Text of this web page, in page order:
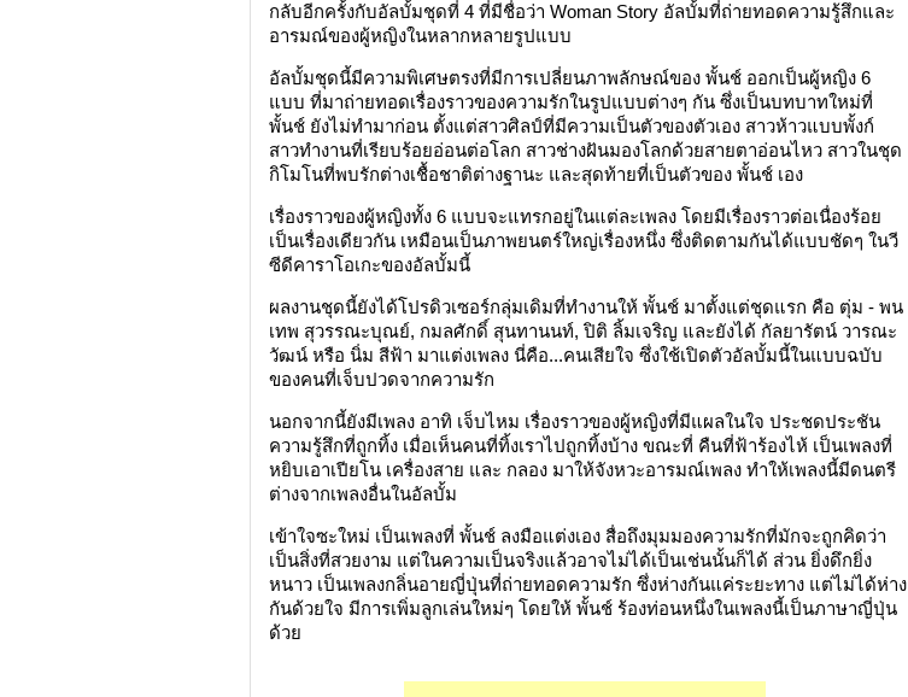
กลับอีกครั้งกับอัลบั้มชุดที่ 4 ที่มีชื่อว่า Woman Story อัลบั้มที่ถ่ายทอดความรู้สึกและ
อารมณ์ของผู้หญิงในหลากหลายรูปแบบ
อัลบั้มชุดนี้มีความพิเศษตรงที่มีการเปลี่ยนภาพลักษณ์ของ พั้นช์ ออกเป็นผู้หญิง 6
แบบ ที่มาถ่ายทอดเรื่องราวของความรักในรูปแบบต่างๆ กัน ซึ่งเป็นบทบาทใหม่ที่
พั้นช์ ยังไม่ทำมาก่อน ตั้งแต่สาวศิลป์ที่มีความเป็นตัวของตัวเอง สาวห้าวแบบพั้งก์
สาวทำงานที่เรียบร้อยอ่อนต่อโลก สาวช่างฝันมองโลกด้วยสายตาอ่อนไหว สาวในชุด
กิโมโนที่พบรักต่างเชื้อชาติต่างฐานะ และสุดท้ายที่เป็นตัวของ พั้นช์ เอง
เรื่องราวของผู้หญิงทั้ง 6 แบบจะแทรกอยู่ในแต่ละเพลง โดยมีเรื่องราวต่อเนื่องร้อย
เป็นเรื่องเดียวกัน เหมือนเป็นภาพยนตร์ใหญ่เรื่องหนึ่ง ซึ่งติดตามกันได้แบบชัดๆ ในวี
ซีดีคาราโอเกะของอัลบั้มนี้
ผลงานชุดนี้ยังได้โปรดิวเซอร์กลุ่มเดิมที่ทำงานให้ พั้นช์ มาตั้งแต่ชุดแรก คือ ตุ่ม - พน
เทพ สุวรรณะบุณย์, กมลศักดิ์ สุนทานนท์, ปิติ ลิ้มเจริญ และยังได้ กัลยารัตน์ วารณะ
วัฒน์ หรือ นิ่ม สีฟ้า มาแต่งเพลง นี่คือ...คนเสียใจ ซึ่งใช้เปิดตัวอัลบั้มนี้ในแบบฉบับ
ของคนที่เจ็บปวดจากความรัก
นอกจากนี้ยังมีเพลง อาทิ เจ็บไหม เรื่องราวของผู้หญิงที่มีแผลในใจ ประชดประชัน
ความรู้สึกที่ถูกทิ้ง เมื่อเห็นคนที่ทิ้งเราไปถูกทิ้งบ้าง ขณะที่ คืนที่ฟ้าร้องไห้ เป็นเพลงที่
หยิบเอาเปียโน เครื่องสาย และ กลอง มาให้จังหวะอารมณ์เพลง ทำให้เพลงนี้มีดนตรี
ต่างจากเพลงอื่นในอัลบั้ม
เข้าใจซะใหม่ เป็นเพลงที่ พั้นช์ ลงมือแต่งเอง สื่อถึงมุมมองความรักที่มักจะถูกคิดว่า
เป็นสิ่งที่สวยงาม แต่ในความเป็นจริงแล้วอาจไม่ได้เป็นเช่นนั้นก็ได้ ส่วน ยิ่งดึกยิ่ง
หนาว เป็นเพลงกลิ่นอายญี่ปุ่นที่ถ่ายทอดความรัก ซึ่งห่างกันแค่ระยะทาง แต่ไม่ได้ห่าง
กันด้วยใจ มีการเพิ่มลูกเล่นใหม่ๆ โดยให้ พั้นช์ ร้องท่อนหนึ่งในเพลงนี้เป็นภาษาญี่ปุ่น
ด้วย